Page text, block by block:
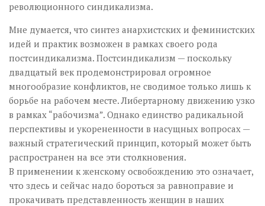
революционного синдикализма.
Мне думается, что синтез анархистских и феминистских
идей и практик возможен в рамках своего рода
постсиндикализма. Постсиндикализм — поскольку
двадцатый век продемонстрировал огромное
многообразие конфликтов, не сводимое только лишь к
борьбе на рабочем месте. Либертарному движению узко
в рамках “рабочизма”. Однако единство радикальной
перспективы и укорененности в насущных вопросах —
важный стратегический принцип, который может быть
распространен на все эти столкновения.
В применении к женскому освобождению это означает,
что здесь и сейчас надо бороться за равноправие и
прокачивать представленность женщин в наших